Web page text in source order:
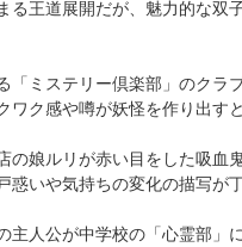
る王道展開だが、魅力的な双
「ミステリー倶楽部」のクラ
ク感や噂が妖怪を作り出す
の娘ルリが赤い目をした吸血
いや気持ちの変化の描写が
主人公が中学校の「心霊部」